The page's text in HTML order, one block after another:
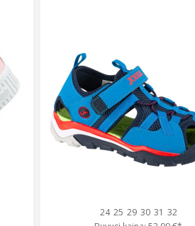
24 25 29 30 31 32